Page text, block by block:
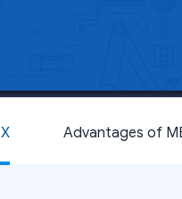
Advantages of